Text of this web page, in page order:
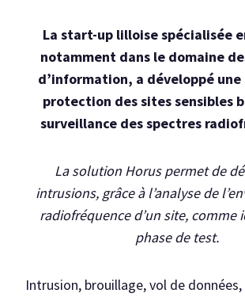
La start-up lilloise spécialisée
notamment dans le domaine
d’information, a développé
protection des sites sensibles
surveillance des spectres
La solution Horus permet de
intrusions, grâce à l’analyse de
radiofréquence d’un site, comme
phase de test.
Intrusion, brouillage, vol de